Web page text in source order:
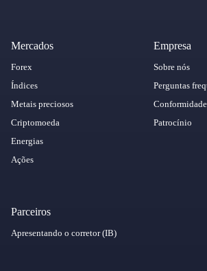
Mercados
Forex
Índices
Metais preciosos
Criptomoeda
Energias
Ações
Empresa
Sobre nós
Perguntas
Patrocínio
Parceiros
Apresentando o corretor (IB)